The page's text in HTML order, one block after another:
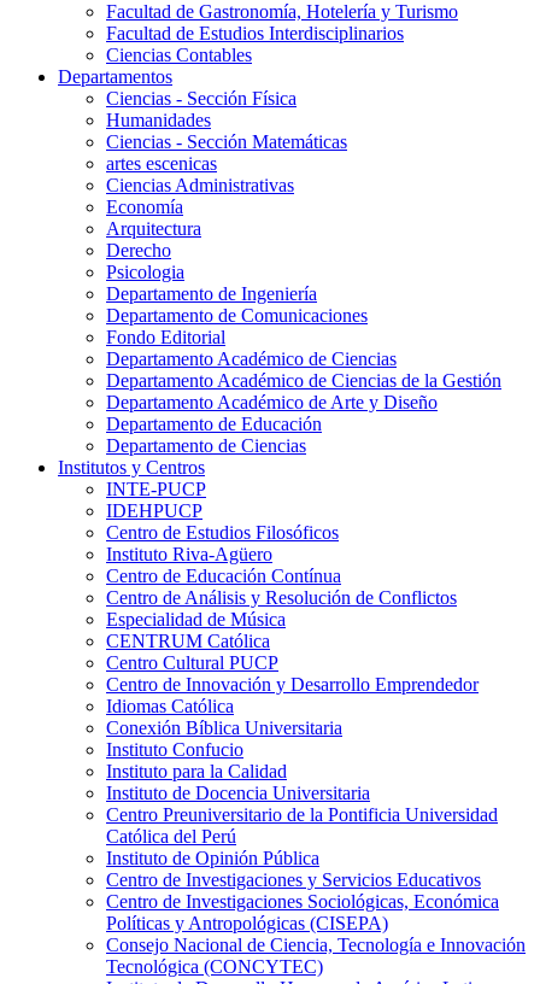
Facultad de Gastronomía, Hotelería y Turismo
Facultad de Estudios Interdisciplinarios
Ciencias Contables
Departamentos
Ciencias - Sección Física
Humanidades
Ciencias - Sección Matemáticas
artes escenicas
Ciencias Administrativas
Economía
Arquitectura
Derecho
Psicologia
Departamento de Ingeniería
Departamento de Comunicaciones
Fondo Editorial
Departamento Académico de Ciencias
Departamento Académico de Ciencias de la Gestión
Departamento Académico de Arte y Diseño
Departamento de Educación
Departamento de Ciencias
Institutos y Centros
INTE-PUCP
IDEHPUCP
Centro de Estudios Filosóficos
Instituto Riva-Agüero
Centro de Educación Contínua
Centro de Análisis y Resolución de Conflictos
Especialidad de Música
CENTRUM Católica
Centro Cultural PUCP
Centro de Innovación y Desarrollo Emprendedor
Idiomas Católica
Conexión Bíblica Universitaria
Instituto Confucio
Instituto para la Calidad
Instituto de Docencia Universitaria
Centro Preuniversitario de la Pontificia Universidad
Católica del Perú
Instituto de Opinión Pública
Centro de Investigaciones y Servicios Educativos
Centro de Investigaciones Sociológicas, Económica
Políticas y Antropológicas (CISEPA)
Consejo Nacional de Ciencia, Tecnología e Innovación
Tecnológica (CONCYTEC)